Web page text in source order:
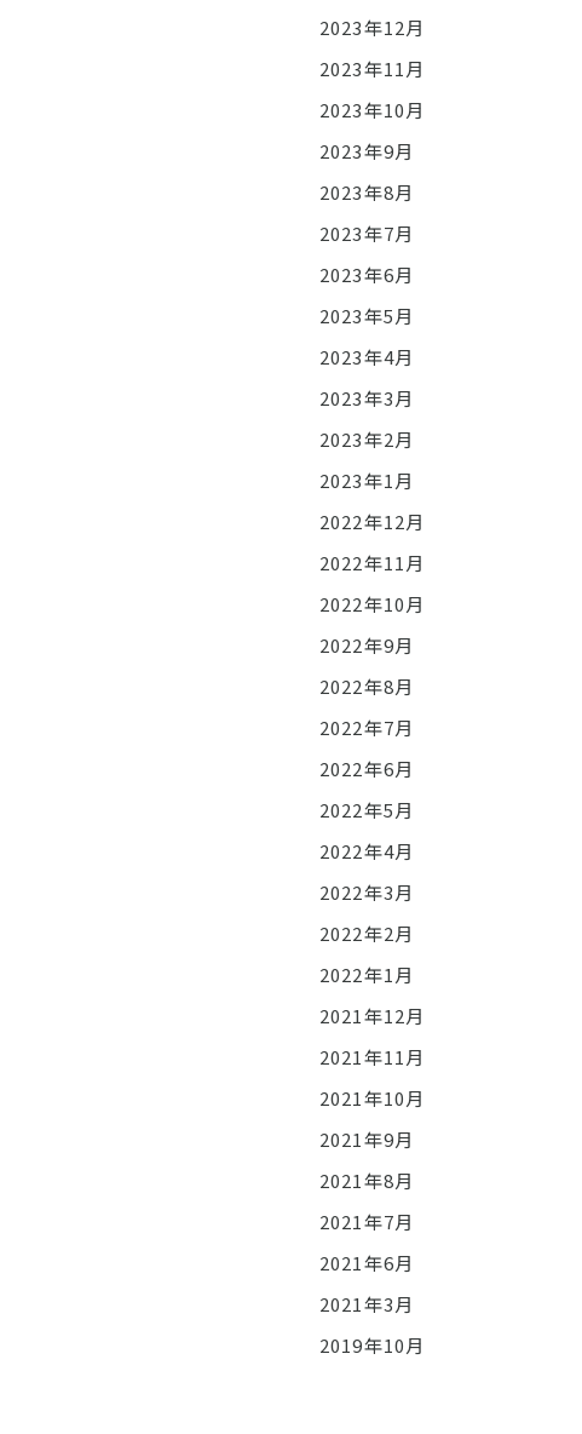
2023年12月
2023年11月
2023年10月
2023年9月
2023年8月
2023年7月
2023年6月
2023年5月
2023年4月
2023年3月
2023年2月
2023年1月
2022年12月
2022年11月
2022年10月
2022年9月
2022年8月
2022年7月
2022年6月
2022年5月
2022年4月
2022年3月
2022年2月
2022年1月
2021年12月
2021年11月
2021年10月
2021年9月
2021年8月
2021年7月
2021年6月
2021年3月
2019年10月